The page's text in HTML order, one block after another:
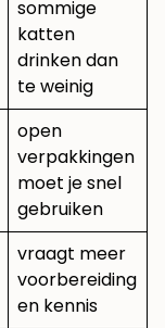
sommige
katten
drinken dan
te weinig
open
verpakkingen
moet je snel
gebruiken
vraagt meer
voorbereiding
en kennis